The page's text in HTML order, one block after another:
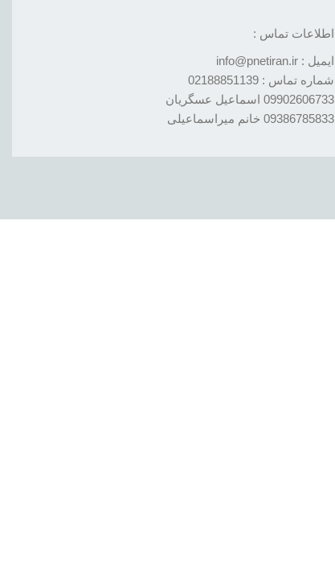
اطلاعات تماس :
ایمیل : info@pnetiran.ir
شماره تماس : 02188851139
09902606733 اسماعیل عسگریان
09386785833 خانم میراسماعیلی